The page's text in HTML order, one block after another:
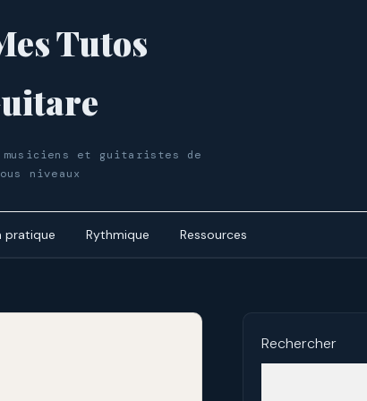
Tutos
et guitaristes de
niveaux
pratique Rythmique Ressources
Les accords de 7° en forme de A
Rechercher